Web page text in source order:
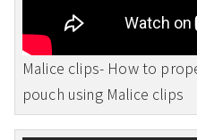
Malice clips- How to
pouch using Malice clips